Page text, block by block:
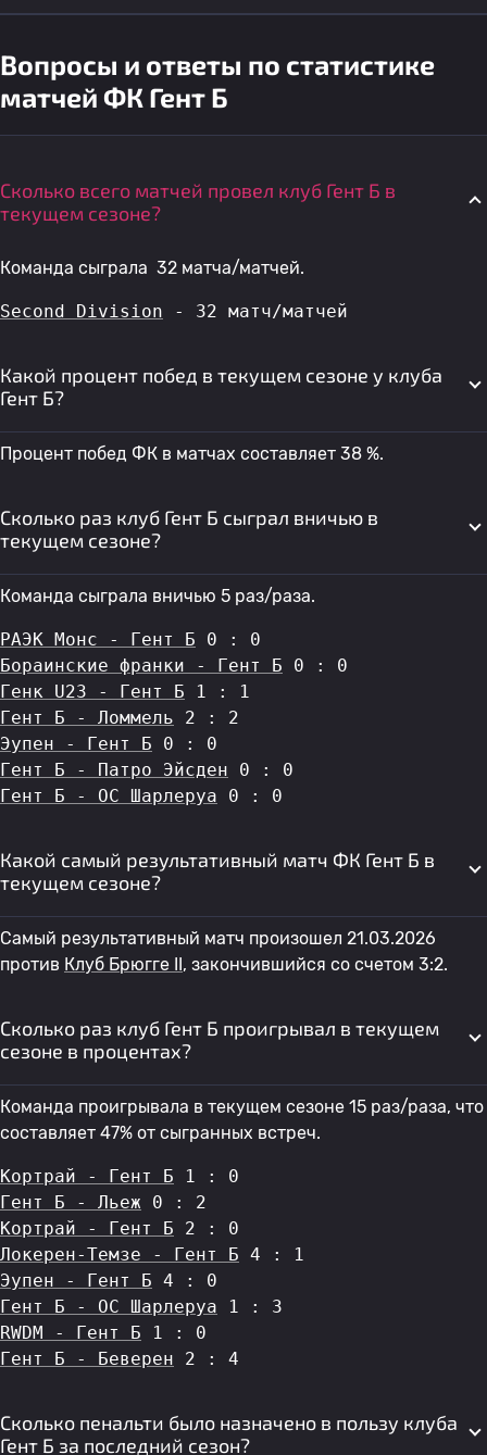
Вопросы и ответы по статистике
матчей ФК Гент Б
Сколько всего матчей провел клуб Гент Б в
текущем сезоне?
Команда сыграла 32 матча/матчей.
Second Division - 32 матч/матчей
Какой процент побед в текущем сезоне у клуба
Гент Б?
Процент побед ФК в матчах составляет 38 %.
Сколько раз клуб Гент Б сыграл вничью в
текущем сезоне?
Команда сыграла вничью 5 раз/раза.
РАЭК Монс - Гент Б 0 : 0
Бораинские франки - Гент Б 0 : 0
Генк U23 - Гент Б 1 : 1
Гент Б - Ломмель 2 : 2
Эупен - Гент Б 0 : 0
Гент Б - Патро Эйсден 0 : 0
Гент Б - OC Шарлеруа 0 : 0
Какой самый результативный матч ФК Гент Б в
текущем сезоне?
Самый результативный матч произошел 21.03.2026
против Клуб Брюгге II, закончившийся со счетом 3:2.
Сколько раз клуб Гент Б проигрывал в текущем
сезоне в процентах?
Команда проигрывала в текущем сезоне 15 раз/раза, что
составляет 47% от сыгранных встреч.
Кортрай - Гент Б 1 : 0
Гент Б - Льеж 0 : 2
Кортрай - Гент Б 2 : 0
Локерен-Темзе - Гент Б 4 : 1
Эупен - Гент Б 4 : 0
Гент Б - OC Шарлеруа 1 : 3
RWDM - Гент Б 1 : 0
Гент Б - Беверен 2 : 4
Сколько пенальти было назначено в пользу клуба
Гент Б за последний сезон?